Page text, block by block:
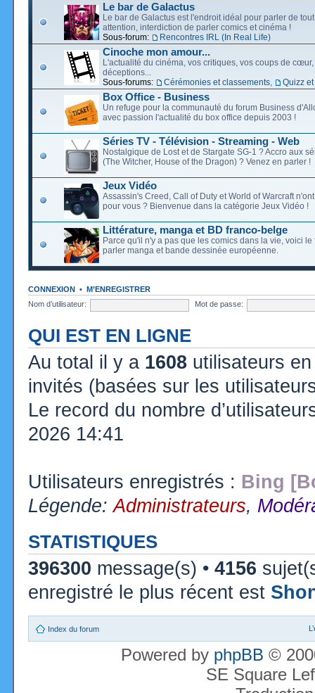
Le bar de Galactus
Le bar de Galactus est l'endroit idéal pour parler de
attention, interdiction de parler comics et cinéma !
Sous-forum:
Rencontres IRL (In Real Life)
Cinoche mon amour...
L'actualité du cinéma, vos critiques, vos coups de cœur,
déceptions...
Sous-forums:
Cérémonies et classements Quizz
Box Office - Business
Un refuge pour la communauté du forum Business
avec passion l'actualité du box office depuis 2003 !
Séries TV - Télévision - Streaming - Web
Nostalgique de Lost et de Stargate SG-1 ? Accro aux
(The Witcher, House of the Dragon) ? Venez en parler !
Jeux Vidéo
Assassin's Creed, Call of Duty et World of Warcraft
pour vous ? Bienvenue dans la catégorie Jeux Vidéo !
Littérature, manga et BD franco-belge
Parce qu'il n'y a pas que les comics dans la vie, voici le
parler manga et bande dessinée européenne.
CONNEXION • M’ENREGISTRER
Nom d’utilisateur:
Mot de passe:
QUI EST EN LIGNE
Au total il y a 1608 utilisateurs
invités (basées sur les
Le record du nombre
2026 14:41
Utilisateurs enregistrés : Bing
Légende:Administrateurs,
STATISTIQUES
396300 message(s) • 4156
enregistré le plus récent est
Index du forum
Powered by phpBB ©
SE Square